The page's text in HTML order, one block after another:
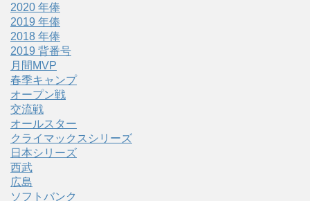
2020 年俸
2019 年俸
2018 年俸
2019 背番号
月間MVP
春季キャンプ
オープン戦
交流戦
オールスター
クライマックスシリーズ
日本シリーズ
西武
広島
ソフトバンク